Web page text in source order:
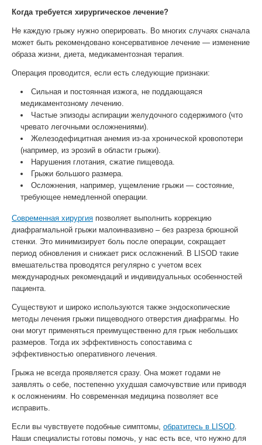
Когда требуется хирургическое лечение?
Не каждую грыжу нужно оперировать. Во многих случаях сначала
может быть рекомендовано консервативное лечение — изменение
образа жизни, диета, медикаментозная терапия.
Операция проводится, если есть следующие признаки:
Сильная и постоянная изжога, не поддающаяся
медикаментозному лечению.
Частые эпизоды аспирации желудочного содержимого (что
чревато легочными осложнениями).
Железодефицитная анемия из-за хронической кровопотери
(например, из эрозий в области грыжи).
Нарушения глотания, сжатие пищевода.
Грыжи большого размера.
Осложнения, например, ущемление грыжи — состояние,
требующее немедленной операции.
Современная хирургия позволяет выполнить коррекцию
диафрагмальной грыжи малоинвазивно – без разреза брюшной
стенки. Это минимизирует боль после операции, сокращает
период обновления и снижает риск осложнений. В LISOD такие
вмешательства проводятся регулярно с учетом всех
международных рекомендаций и индивидуальных особенностей
пациента.
Существуют и широко используются также эндоскопические
методы лечения грыжи пищеводного отверстия диафрагмы. Но
они могут применяться преимущественно для грыж небольших
размеров. Тогда их эффективность сопоставима с
эффективностью оперативного лечения.
Грыжа не всегда проявляется сразу. Она может годами не
заявлять о себе, постепенно ухудшая самочувствие или приводя
к осложнениям. Но современная медицина позволяет все
исправить.
Если вы чувствуете подобные симптомы, обратитесь в LISOD.
Наши специалисты готовы помочь, у нас есть все, что нужно для